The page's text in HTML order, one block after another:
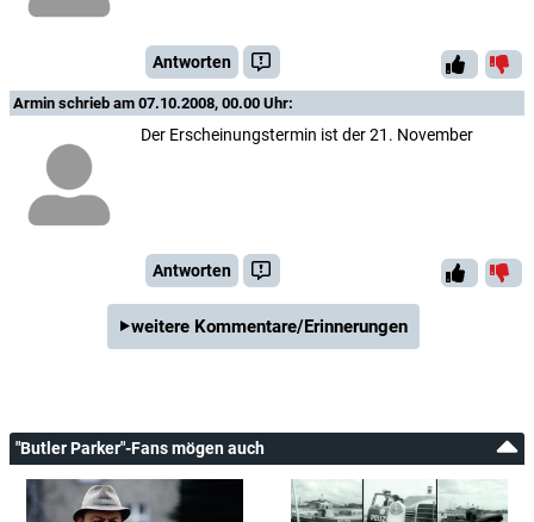
Antworten
Armin schrieb am 07.10.2008, 00.00 Uhr:
Der Erscheinungstermin ist der 21. November
Antworten
weitere Kommentare/Erinnerungen
"Butler Parker"-Fans mögen auch